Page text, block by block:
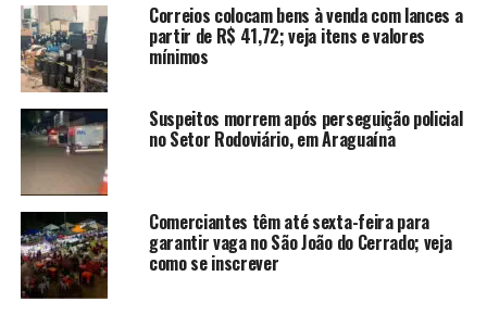
Correios colocam bens à venda com lances a
partir de R$ 41,72; veja itens e valores
mínimos
Suspeitos morrem após perseguição policial
no Setor Rodoviário, em Araguaína
Comerciantes têm até sexta-feira para
garantir vaga no São João do Cerrado; veja
como se inscrever